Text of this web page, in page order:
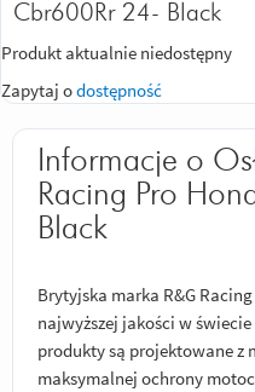
Cbr600Rr 24- Black
Produkt aktualnie niedostępny
Zapytaj odostępność
Informacje o
Racing Pro
Black
Brytyjska marka R&G
najwyższej jakości w
produkty są projektowane z
maksymalnej ochrony